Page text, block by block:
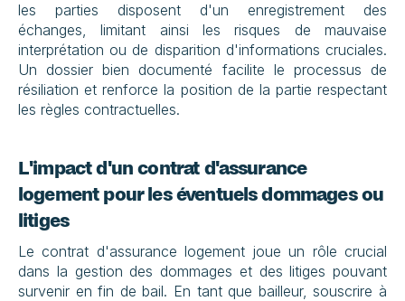
les parties disposent d'un enregistrement des
échanges, limitant ainsi les risques de mauvaise
interprétation ou de disparition d'informations cruciales.
Un dossier bien documenté facilite le processus de
résiliation et renforce la position de la partie respectant
les règles contractuelles.
L'impact d'un contrat d'assurance
logement pour les éventuels dommages ou
litiges
Le contrat d'assurance logement joue un rôle crucial
dans la gestion des dommages et des litiges pouvant
survenir en fin de bail. En tant que bailleur, souscrire à